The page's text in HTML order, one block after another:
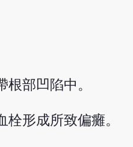
根部凹陷中。
栓形成所致偏癱。